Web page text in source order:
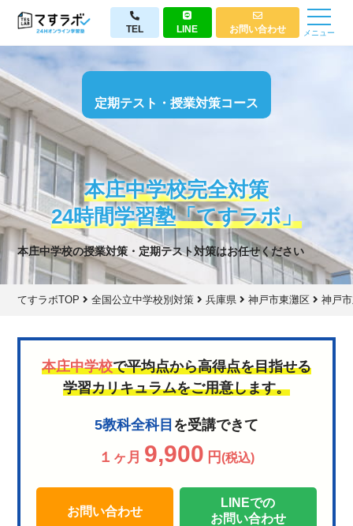
TEL LINE お問い合わせ メニュー
定期テスト・授業対策コース
本庄中学校完全対策
24時間学習塾「てすラボ」
本庄中学校の授業対策・定期テスト対策はお任せください
てすラボTOP 全国公立中学校別対策 兵庫県 神戸市東灘区 神戸
本庄中学校で平均点から高得点を目指せる
学習カリキュラムをご用意します。
5教科全科目 を受講できて
１ヶ月 9,900 円(税込)
お問い合わせ
LINEでの
お問い合わせ